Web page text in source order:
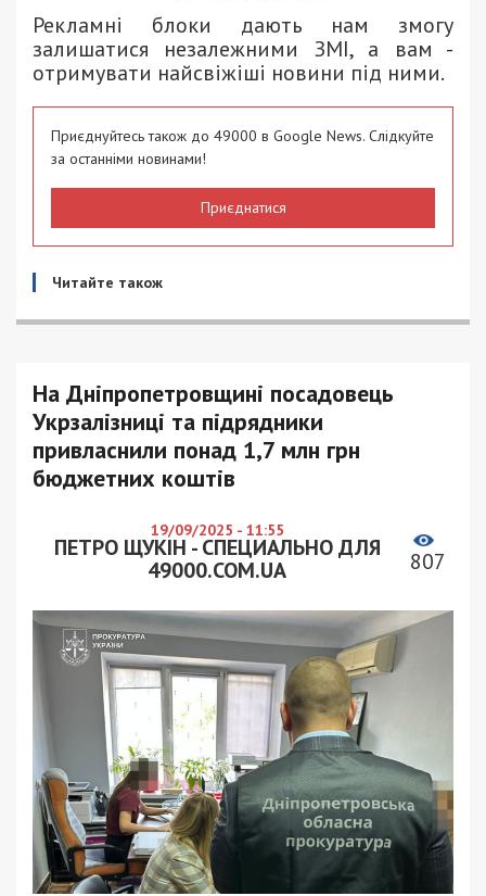
Рекламні блоки дають нам змогу
залишатися незалежними ЗМІ, а вам -
отримувати найсвіжіші новини під ними.
Приєднуйтесь також до 49000 в Google News. Слідкуйте
за останніми новинами!
Приєднатися
Читайте також
На Дніпропетровщині посадовець
Укрзалізниці та підрядники
привласнили понад 1,7 млн грн
бюджетних коштів
19/09/2025 - 11:55
ПЕТРО ЩУКІН - СПЕЦИАЛЬНО ДЛЯ
49000.COM.UA
807